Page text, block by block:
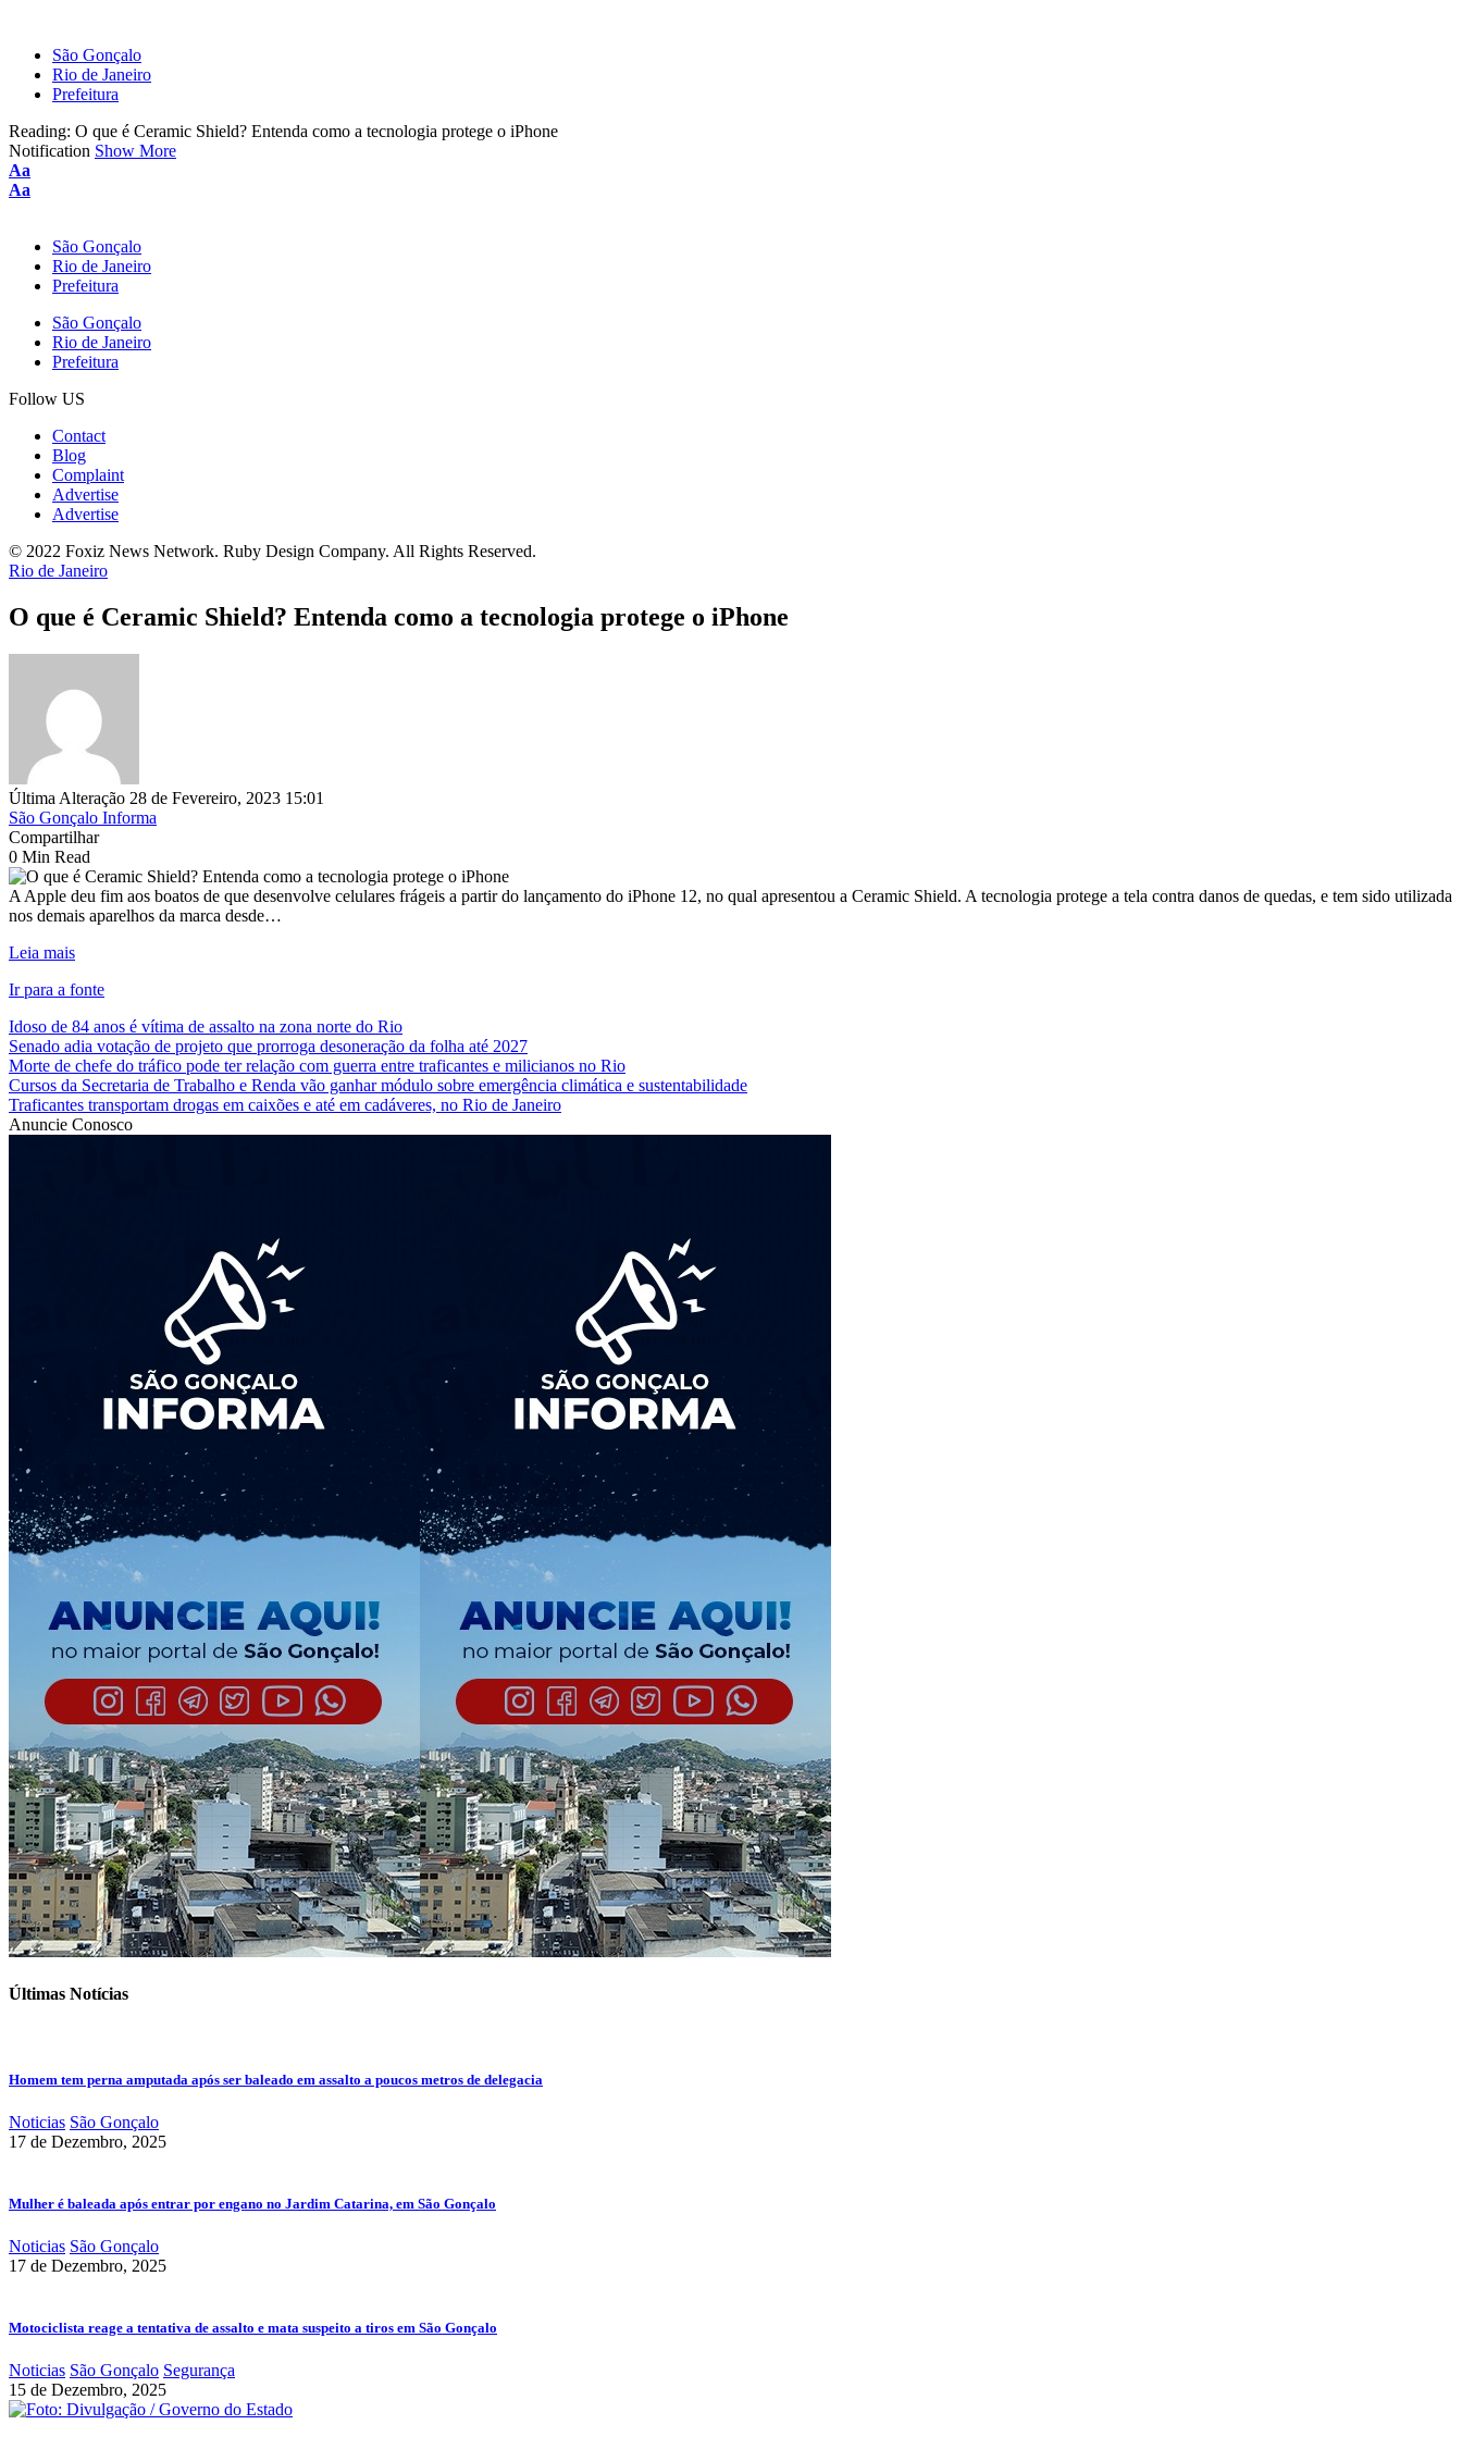
São Gonçalo
Rio de Janeiro
Prefeitura
Reading: O que é Ceramic Shield? Entenda como a tecnologia protege o iPhone
Notification Show More
Aa
Aa
São Gonçalo
Rio de Janeiro
Prefeitura
São Gonçalo
Rio de Janeiro
Prefeitura
Follow US
Contact
Blog
Complaint
Advertise
Advertise
© 2022 Foxiz News Network. Ruby Design Company. All Rights Reserved.
Rio de Janeiro
O que é Ceramic Shield? Entenda como a tecnologia protege o iPhone
Última Alteração 28 de Fevereiro, 2023 15:01
São Gonçalo Informa
Compartilhar
0 Min Read
A Apple deu fim aos boatos de que desenvolve celulares frágeis a partir do lançamento do iPhone 12, no qual apresentou a Ceramic Shield. A tecnologia protege a tela contra danos de quedas, e tem sido utilizada
nos demais aparelhos da marca desde…
Leia mais
Ir para a fonte
Idoso de 84 anos é vítima de assalto na zona norte do Rio
Senado adia votação de projeto que prorroga desoneração da folha até 2027
Morte de chefe do tráfico pode ter relação com guerra entre traficantes e milicianos no Rio
Cursos da Secretaria de Trabalho e Renda vão ganhar módulo sobre emergência climática e sustentabilidade
Traficantes transportam drogas em caixões e até em cadáveres, no Rio de Janeiro
Anuncie Conosco
Últimas Notícias
Homem tem perna amputada após ser baleado em assalto a poucos metros de delegacia
Noticias São Gonçalo
17 de Dezembro, 2025
Mulher é baleada após entrar por engano no Jardim Catarina, em São Gonçalo
Noticias São Gonçalo
17 de Dezembro, 2025
Motociclista reage a tentativa de assalto e mata suspeito a tiros em São Gonçalo
Noticias São Gonçalo Segurança
15 de Dezembro, 2025